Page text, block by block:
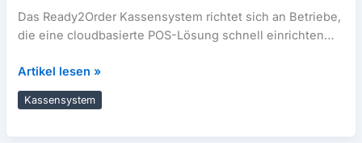
Das Ready2Order Kassensystem richtet sich an Betriebe,
die eine cloudbasierte POS-Lösung schnell einrichten
Statt
Ready2Order
Kassensystem
im
Artikel lesen »
Kassensystem